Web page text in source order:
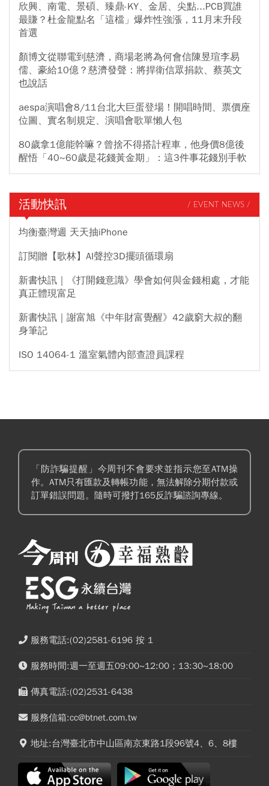
欣興、南電、景碩、臻鼎-KY、金居、尖點...PCB買誰
最賺？杜金龍點名「這檔」爆炸性強漲，11月末升段
首選
顏博文從聯電到慈濟，商場老將為何會信陳昱瑄李易
儒、豪給10億？慈濟發聲：將捍衛信眾捐款、蔡英文
也說話
aespa演唱會8/11台北大巨蛋登場！開唱時間、票價座
位圖、實名制規定、演唱會歌單懶人包
80歲拿1億能幹嘛？曾捨不得搭計程車，他身價8億後
醒悟「40~60歲是花錢黃金期」：這3件事花錢別手軟
活動快訊 / EVENT NEWS /
均衡臺灣週 天天抽iPhone
訂閱贈【歌林】AI聲控3D擺頭循環扇
新書快訊｜《打開錢意識》學會如何與金錢相處，才能
真正體現富足
新書快訊｜謝富旭《中年財富覺醒》42歲窮大叔的翻
身筆記
ISO 14064-1 溫室氣體內部查證員課程
「防詐騙提醒」今周刊不會要求並指示您至ATM操
作。ATM只有匯款及轉帳功能，無法解除分期付款或
訂單錯誤問題。隨時可撥打165反詐騙諮詢專線。
服務電話:(02)2581-6196 按 1
服務時間:週一至週五09:00~12:00；13:30~18:00
傳真電話:(02)2531-6438
服務信箱:cc@btnet.com.tw
地址:台灣臺北市中山區南京東路1段96號4、6、8樓